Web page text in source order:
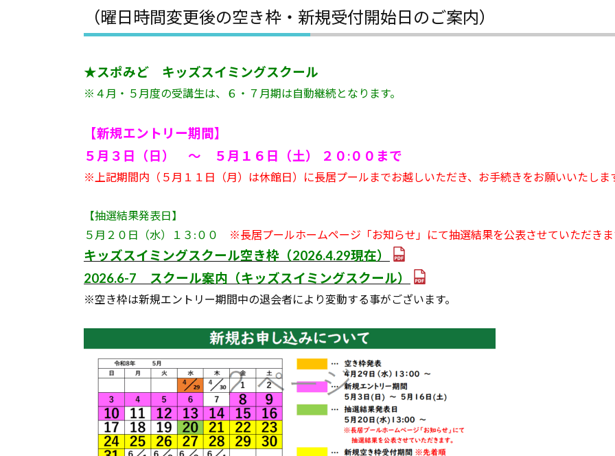
（曜日時間変更後の空き枠・新規受付開始日のご案内）
★スポみど キッズスイミングスクール
※４月・５月度の受講生は、６・７月期は自動継続となります。
【新規エントリー期間】
５月３日（日） ～ ５月１６日（土） ２０:００まで
※上記期間内（５月１１日（月）は休館日）に長居プールまでお越しいただき、お手続きをお願いいたしま
【抽選結果発表日】
５月２０日（水）１３:００
※長居プールホームページ「お知らせ」にて抽選結果を公表させていただきま
キッズスイミングスクール空き枠（2026.4.29現在）
2026.6-7 スクール案内（キッズスイミングスクール）
※空き枠は新規エントリー期間中の退会者により変動する事がございます。